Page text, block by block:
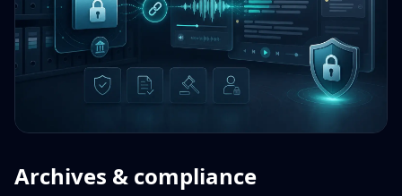
Archives & compliance